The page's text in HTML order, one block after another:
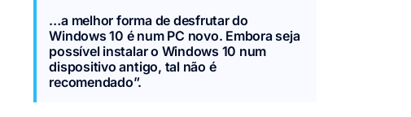
…a melhor forma de desfrutar do
Windows 10 é num PC novo. Embora seja
possível instalar o Windows 10 num
dispositivo antigo, tal não é
recomendado”.